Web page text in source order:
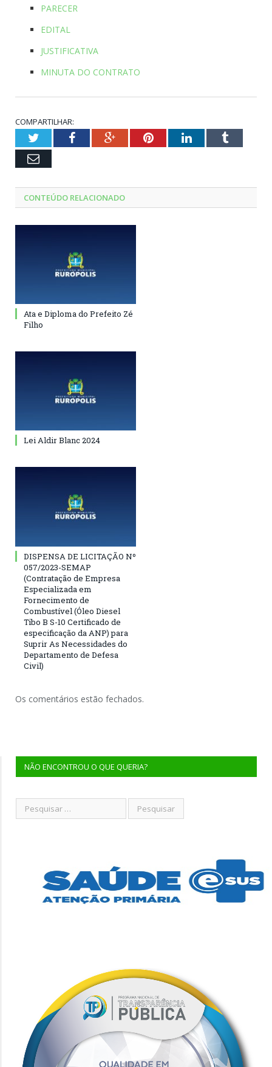
PARECER
EDITAL
JUSTIFICATIVA
MINUTA DO CONTRATO
COMPARTILHAR:
TwitterFacebookGoogle+PinterestLinkedInTumblr
Email
CONTEÚDO RELACIONADO
Ata e Diploma do Prefeito Zé
Filho
Lei Aldir Blanc 2024
DISPENSA DE LICITAÇÃO Nº
057/2023-SEMAP
(Contratação de Empresa
Especializada em
Fornecimento de
Combustível (Óleo Diesel
Tibo B S-10 Certificado de
especificação da ANP) para
Suprir As Necessidades do
Departamento de Defesa
Civil)
Os comentários estão fechados.
NÃO ENCONTROU O QUE QUERIA?